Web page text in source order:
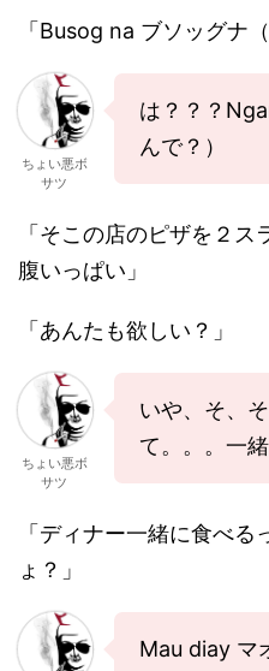
「Busog na ブソッグナ
ちょい悪ボ
サツ
は？？？
んで？）
「そこの店のピザを２
腹いっぱい」
「あんたも欲しい？」
ちょい悪ボ
サツ
いや、そ、
て。。。一
「ディナー一緒に食べ
ょ？」
Mau diay マ